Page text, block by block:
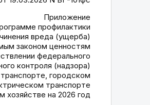
Приложение
профилактики
вреда (ущерба)
законом ценностям
федерального
контроля (надзора)
городском
транспорте
хозяйстве на 2026 год